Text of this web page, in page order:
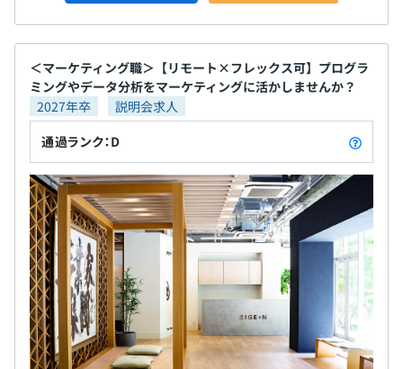
＜マーケティング職＞【リモート×フレックス可】プログラ
ミングやデータ分析をマーケティングに活かしませんか？
2027年卒
説明会求人
通過ランク：D